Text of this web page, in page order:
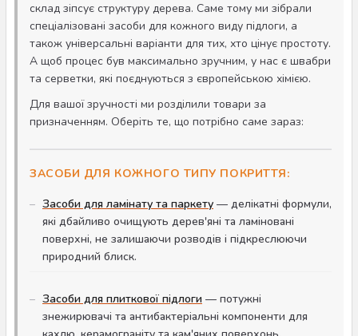
склад зіпсує структуру дерева. Саме тому ми зібрали
спеціалізовані засоби для кожного виду підлоги, а
також універсальні варіанти для тих, хто цінує простоту.
А щоб процес був максимально зручним, у нас є швабри
та серветки, які поєднуються з європейською хімією.
Для вашої зручності ми розділили товари за
призначенням. Оберіть те, що потрібно саме зараз:
ЗАСОБИ ДЛЯ КОЖНОГО ТИПУ ПОКРИТТЯ:
Засоби для ламінату та паркету — делікатні формули,
які дбайливо очищують дерев'яні та ламіновані
поверхні, не залишаючи розводів і підкреслюючи
природний блиск.
Засоби для плиткової підлоги — потужні
знежирювачі та антибактеріальні компоненти для